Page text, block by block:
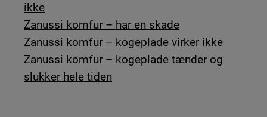
ikke
Zanussi komfur – har en skade
Zanussi komfur – kogeplade virker ikke
Zanussi komfur – kogeplade tænder og
slukker hele tiden